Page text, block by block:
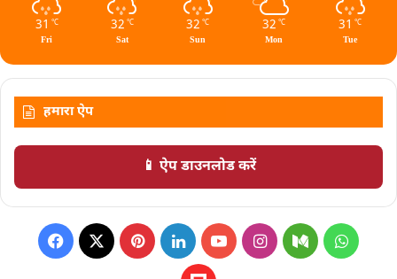
31 ℃
Fri
32 ℃
Sat
32 ℃
Sun
32 ℃
Mon
31 ℃
Tue
हमारा ऐप
📱 ऐप डाउनलोड करें